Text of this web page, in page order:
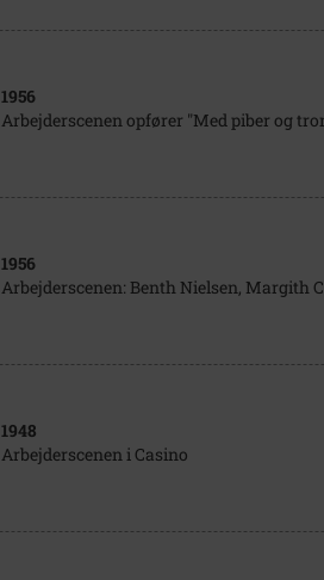
1956
Arbejderscenen opfører "Med piber og
1956
Arbejderscenen: Benth Nielsen, Margith
1948
Arbejderscenen i Casino